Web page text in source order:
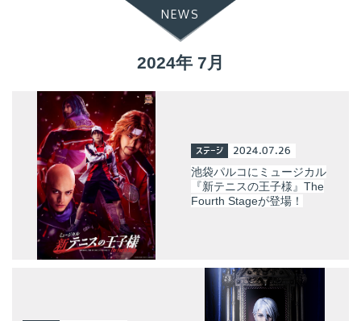
NEWS
2024年 7月
ステージ 2024.07.26
池袋パルコにミュージカル
『新テニスの王子様』The
Fourth Stageが登場！